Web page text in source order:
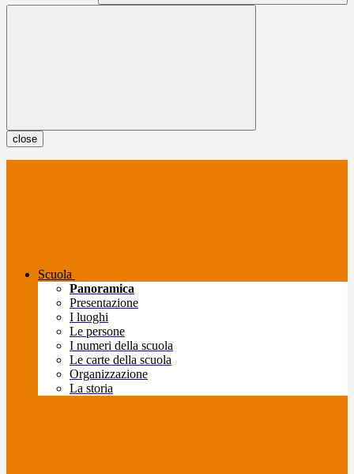
close
Scuola
Panoramica
Presentazione
I luoghi
Le persone
I numeri della scuola
Le carte della scuola
Organizzazione
La storia